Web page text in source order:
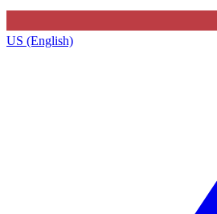
US (English)